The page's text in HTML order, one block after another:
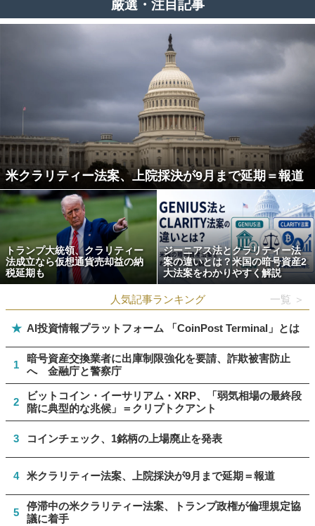
厳選・注目記事
米クラリティー法案、上院採決が9月まで延期＝報道
トランプ大統領、クラリティー
法成立なら仮想通貨売却益の納
税延期も
ジーニアス法とクラリティー法
案の違いとは？米国の暗号資産2
大法案をわかりやすく解説
人気記事ランキング 一覧 ＞
★ AI投資情報プラットフォーム 「CoinPost Terminal」とは
1
暗号資産交換業者に出庫制限強化を要請、詐欺被害防止
へ 金融庁と警察庁
2
ビットコイン・イーサリアム・XRP、「弱気相場の最終段
階に典型的な兆候」＝クリプトクアント
3 コインチェック、1銘柄の上場廃止を発表
4 米クラリティー法案、上院採決が9月まで延期＝報道
5
停滞中の米クラリティー法案、トランプ政権が倫理規定協
議に着手